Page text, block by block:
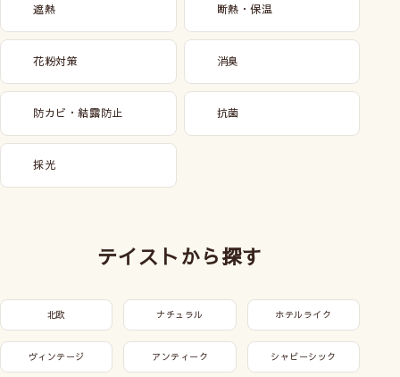
遮熱 断熱・保温
花粉対策 消臭
防カビ・結露防止 抗菌
採光
テイストから探す
北欧 ナチュラル ホテルライク
ヴィンテージ アンティーク シャビーシック